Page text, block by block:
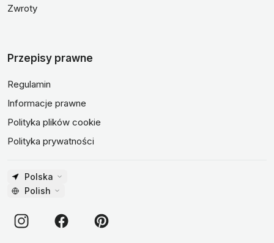
Zwroty
Przepisy prawne
Regulamin
Informacje prawne
Polityka plików cookie
Polityka prywatności
Polska
Polish